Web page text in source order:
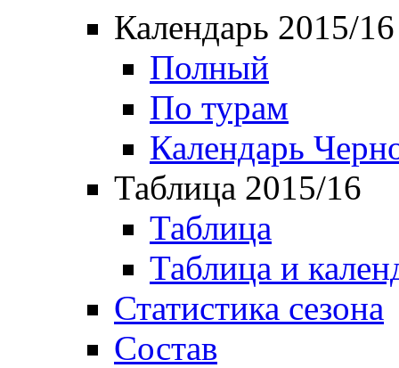
Календарь 2015/16
Полный
По турам
Календарь
Таблица 2015/16
Таблица
Таблица и
Статистика сезона
Состав